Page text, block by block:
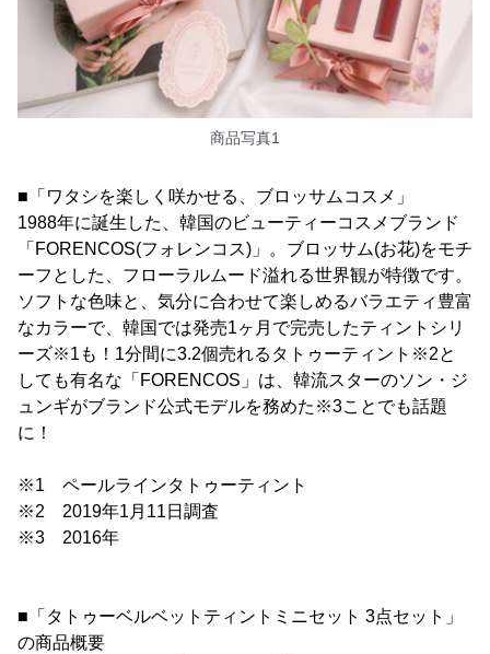
商品写真1
■「ワタシを楽しく咲かせる、ブロッサムコスメ」
1988年に誕生した、韓国のビューティーコスメブランド
「FORENCOS(フォレンコス)」。ブロッサム(お花)をモチ
ーフとした、フローラルムード溢れる世界観が特徴です。
ソフトな色味と、気分に合わせて楽しめるバラエティ豊富
なカラーで、韓国では発売1ヶ月で完売したティントシリ
ーズ※1も！1分間に3.2個売れるタトゥーティント※2と
しても有名な「FORENCOS」は、韓流スターのソン・ジ
ュンギがブランド公式モデルを務めた※3ことでも話題
に！
※1 ペールラインタトゥーティント
※2 2019年1月11日調査
※3 2016年
■「タトゥーベルベットティントミニセット 3点セット」
の商品概要